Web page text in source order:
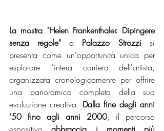
La mostra "Helen Frankenthaler. Dipingere
senza regole" a Palazzo Strozzi si
presenta come un'opportunità unica per
esplorare l'intera carriera dell'artista,
organizzata cronologicamente per offrire
una panoramica completa della sua
evoluzione creativa. Dalla fine degli anni
'50 fino agli anni 2000, il percorso